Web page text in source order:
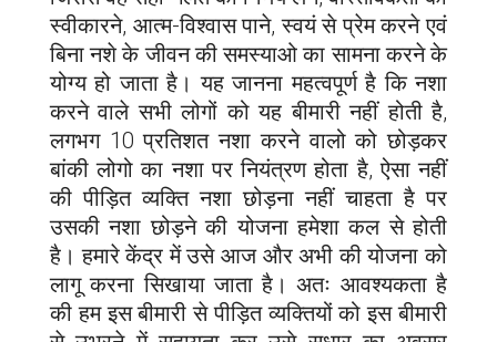
स्वीकारने, आत्म-विश्वास पाने, स्वयं से प्रेम करने एवं
बिना नशे के जीवन की समस्याओ का सामना करने के
योग्य हो जाता है। यह जानना महत्वपूर्ण है कि नशा
करने वाले सभी लोगों को यह बीमारी नहीं होती है,
लगभग 10 प्रतिशत नशा करने वालो को छोड़कर
बांकी लोगो का नशा पर नियंत्रण होता है, ऐसा नहीं
की पीड़ित व्यक्ति नशा छोड़ना नहीं चाहता है पर
उसकी नशा छोड़ने की योजना हमेशा कल से होती
है। हमारे केंद्र में उसे आज और अभी की योजना को
लागू करना सिखाया जाता है। अतः आवश्यकता है
की हम इस बीमारी से पीड़ित व्यक्तियों को इस बीमारी